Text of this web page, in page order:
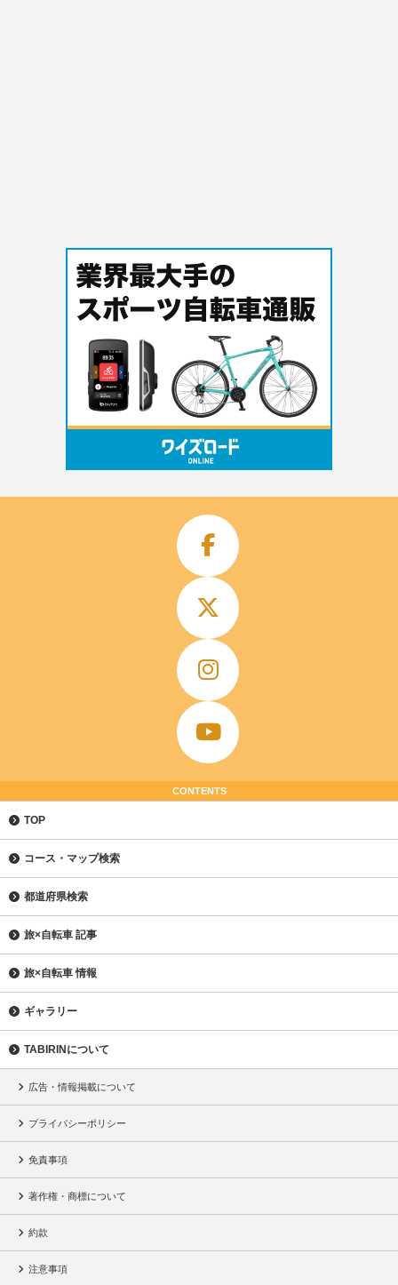
CONTENTS
TOP
コース・マップ検索
都道府県検索
旅×自転車 記事
旅×自転車 情報
ギャラリー
TABIRINについて
広告・情報掲載について
プライバシーポリシー
免責事項
著作権・商標について
約款
注意事項